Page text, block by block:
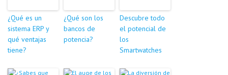
¿Qué es un
sistema ERP y
qué ventajas
tiene?
¿Qué son los
bancos de
potencia?
Descubre todo
el potencial de
los
Smartwatches